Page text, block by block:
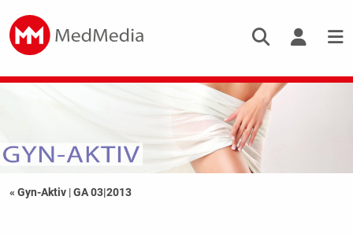
« Gyn-Aktiv |GA 03|2013